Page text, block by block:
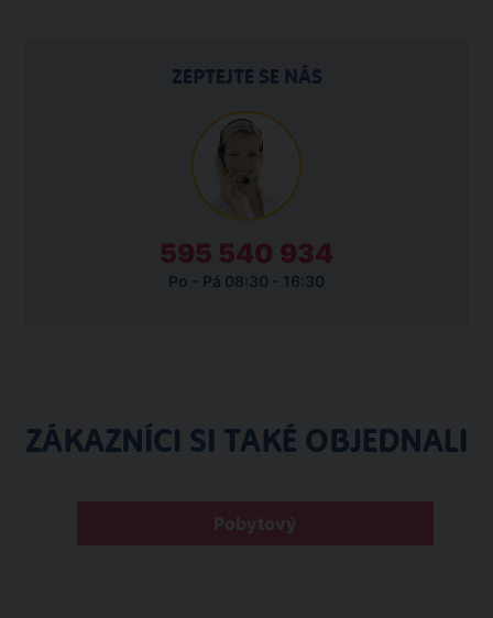
ZEPTEJTE SE NÁS
595 540 934
Po - Pá 08:30 - 16:30
ZÁKAZNÍCI SI TAKÉ OBJEDNALI
Pobytový